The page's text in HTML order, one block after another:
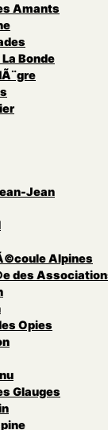
Amants
Bonde
Jean
Alpines
des
Opies
Glauges